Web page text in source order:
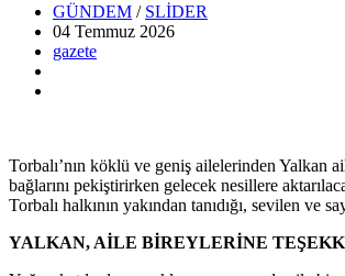
GÜNDEM / SLİDER
04 Temmuz 2026
gazete
Torbalı’nın köklü ve geniş ailelerinden Yalkan
bağlarını pekiştirirken gelecek nesillere
Torbalı halkının yakından tanıdığı, sevilen ve
YALKAN, AİLE BİREYLERİNE